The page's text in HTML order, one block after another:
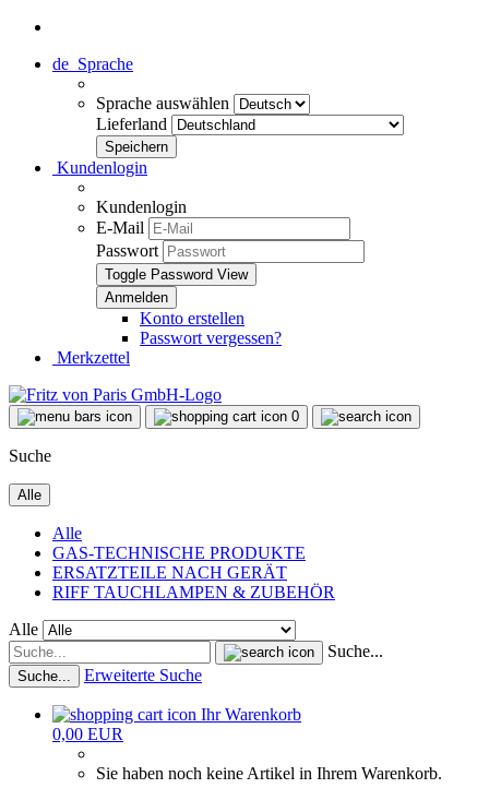
de Sprache
Sprache auswählen
Lieferland
Kundenlogin
Kundenlogin
E-Mail
Passwort
Toggle Password View
Konto erstellen
Passwort vergessen?
Merkzettel
0
Suche
Alle
Alle
GAS-TECHNISCHE PRODUKTE
ERSATZTEILE NACH GERÄT
RIFF TAUCHLAMPEN & ZUBEHÖR
Alle
Suche...
Suche... Erweiterte Suche
Ihr Warenkorb
0,00 EUR
Sie haben noch keine Artikel in Ihrem Warenkorb.